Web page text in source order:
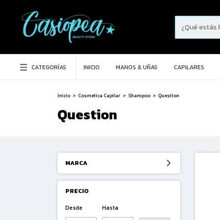
CATEGORÍAS INICIO MANOS & UÑAS CAPILARES
Inicio > Cosmetica Capilar > Shampoo > Question
Question
MARCA
PRECIO
Desde
Hasta